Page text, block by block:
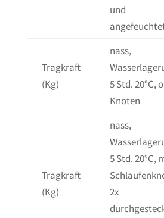
und
Tragkraft
(Kg)
nass,
5 Std. 20°C,
Knoten
Tragkraft
(Kg)
nass,
5 Std. 20°C,
2x